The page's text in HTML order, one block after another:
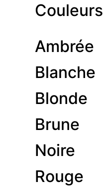
Couleurs
Ambrée
Blanche
Blonde
Brune
Noire
Rouge